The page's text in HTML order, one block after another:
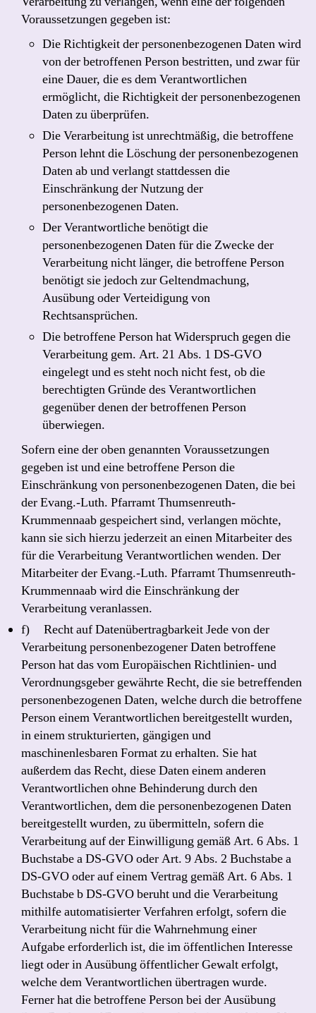
Voraussetzungen gegeben ist:
Die Richtigkeit der personenbezogenen Daten wird
von der betroffenen Person bestritten, und zwar für
eine Dauer, die es dem Verantwortlichen
ermöglicht, die Richtigkeit der personenbezogenen
Daten zu überprüfen.
Die Verarbeitung ist unrechtmäßig, die betroffene
Person lehnt die Löschung der personenbezogenen
Daten ab und verlangt stattdessen die
Einschränkung der Nutzung der
personenbezogenen Daten.
Der Verantwortliche benötigt die
personenbezogenen Daten für die Zwecke der
Verarbeitung nicht länger, die betroffene Person
benötigt sie jedoch zur Geltendmachung,
Ausübung oder Verteidigung von
Rechtsansprüchen.
Die betroffene Person hat Widerspruch gegen die
Verarbeitung gem. Art. 21 Abs. 1 DS-GVO
eingelegt und es steht noch nicht fest, ob die
berechtigten Gründe des Verantwortlichen
gegenüber denen der betroffenen Person
überwiegen.
Sofern eine der oben genannten Voraussetzungen
gegeben ist und eine betroffene Person die
Einschränkung von personenbezogenen Daten, die bei
der Evang.-Luth. Pfarramt Thumsenreuth-
Krummennaab gespeichert sind, verlangen möchte,
kann sie sich hierzu jederzeit an einen Mitarbeiter des
für die Verarbeitung Verantwortlichen wenden. Der
Mitarbeiter der Evang.-Luth. Pfarramt Thumsenreuth-
Krummennaab wird die Einschränkung der
Verarbeitung veranlassen.
f) Recht auf Datenübertragbarkeit Jede von der
Verarbeitung personenbezogener Daten betroffene
Person hat das vom Europäischen Richtlinien- und
Verordnungsgeber gewährte Recht, die sie betreffenden
personenbezogenen Daten, welche durch die betroffene
Person einem Verantwortlichen bereitgestellt wurden,
in einem strukturierten, gängigen und
maschinenlesbaren Format zu erhalten. Sie hat
außerdem das Recht, diese Daten einem anderen
Verantwortlichen ohne Behinderung durch den
Verantwortlichen, dem die personenbezogenen Daten
bereitgestellt wurden, zu übermitteln, sofern die
Verarbeitung auf der Einwilligung gemäß Art. 6 Abs. 1
Buchstabe a DS-GVO oder Art. 9 Abs. 2 Buchstabe a
DS-GVO oder auf einem Vertrag gemäß Art. 6 Abs. 1
Buchstabe b DS-GVO beruht und die Verarbeitung
mithilfe automatisierter Verfahren erfolgt, sofern die
Verarbeitung nicht für die Wahrnehmung einer
Aufgabe erforderlich ist, die im öffentlichen Interesse
liegt oder in Ausübung öffentlicher Gewalt erfolgt,
welche dem Verantwortlichen übertragen wurde.
Ferner hat die betroffene Person bei der Ausübung